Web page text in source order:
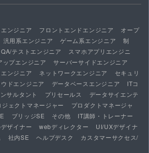
ンジニア フロントエンドエンジニア
オープ
汎用系エンジニア ゲーム系エンジニア
制
QA/テストエンジニア
スマホアプリエンジニ
ップエンジニア
サーバーサイドエンジニア
ンジニア ネットワークエンジニア
セキュリ
ドエンジニア データベースエンジニア
ITコ
サルタント プリセールス
データサイエンテ
ジェクトマネージャー
プロダクトマネージャ
ブリッジSE その他
IT講師・トレーナー
ザイナー webディレクター
UI/UXデザイナ
社内SE ヘルプデスク
カスタマーサクセス/